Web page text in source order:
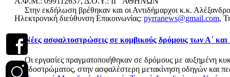
Στην εκδήλωση βρέθηκαν και οι Αντιδήμαρχοι κ.κ.
Νέες ασφαλτοστρώσεις σε κομβικούς δρόμους των Α΄
Οι εργασίες πραγματοποιήθηκαν σε δρόμους με αυξημένη
οδοστρώματος, στην ασφαλέστερη μετακίνηση οδηγών και
Ηλεκτρονική διεύθυνση Επικοινωνίας: pyrranews@gmail.com,